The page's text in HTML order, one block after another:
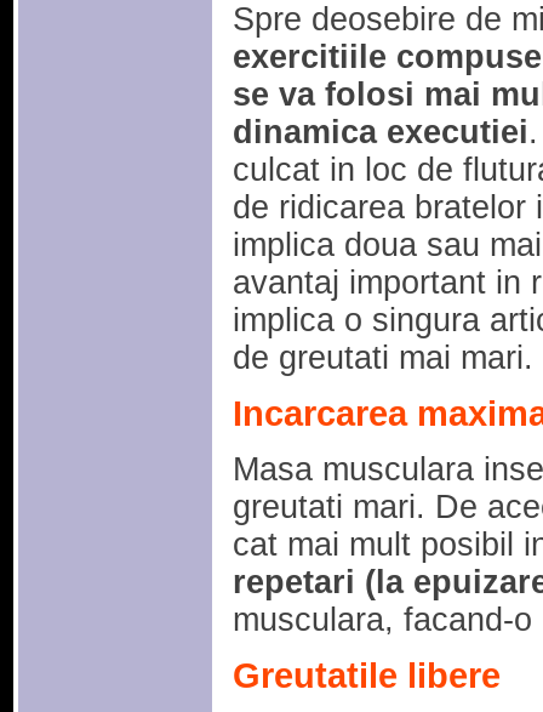
Spre deosebire de
exercitiile
se va folosi mai
dinamica executiei
culcat in loc de
de ridicarea bratelor
implica doua sau
avantaj important in
implica o singura
de greutati mai mari.
Incarcarea
Masa musculara
greutati mari. De
cat mai mult posibil
repetari (la
musculara, facand-
Greutatile libere